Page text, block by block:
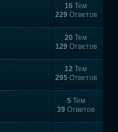
16 Тем
229Ответов
20 Тем
129Ответов
12 Тем
295Ответов
5Тем
39 Ответов